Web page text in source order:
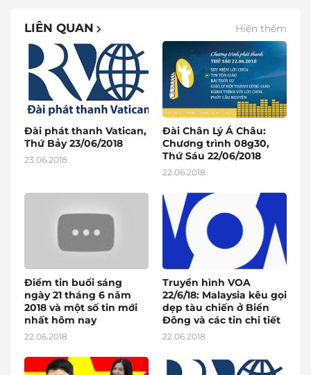
LIÊN QUAN Hiện thêm
Đài phát thanh Vatican,
Thứ Bảy 23/06/2018
23.06.2018
Đài Chân Lý Á Châu:
Chương trình 08g30,
Thứ Sáu 22/06/2018
22.06.2018
Điểm tin buổi sáng
ngày 21 tháng 6 năm
2018 và một số tin mới
nhất hôm nay
22.06.2018
Truyền hình VOA
22/6/18: Malaysia kêu gọi
dẹp tàu chiến ở Biển
Đông và các tin chi tiết
22.06.2018